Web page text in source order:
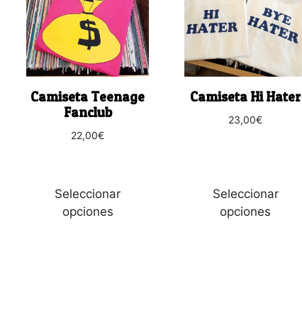
Camiseta Teenage
Fanclub
22,00€
Seleccionar
opciones
múltiples
variantes.
Las
opciones
pueden
producto
Camiseta Hi Hater
23,00€
Seleccionar
opciones
múltiples
variantes.
opciones
pueden
producto